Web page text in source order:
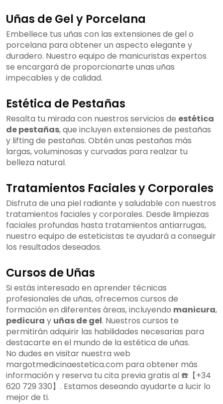
Uñas de Gel y Porcelana
Embellece tus uñas con las extensiones de gel o
porcelana para obtener un aspecto elegante y
duradero. Nuestro equipo de manicuristas expertos
se encargará de proporcionarte unas uñas
impecables y de calidad.
Estética de Pestañas
Resalta tu mirada con nuestros servicios de estética
de pestañas, que incluyen extensiones de pestañas
y lifting de pestañas. Obtén unas pestañas más
largas, voluminosas y curvadas para realzar tu
belleza natural.
Tratamientos Faciales y Corporales
Disfruta de una piel radiante y saludable con nuestros
tratamientos faciales y corporales. Desde limpiezas
faciales profundas hasta tratamientos antiarrugas,
nuestro equipo de esteticistas te ayudará a conseguir
los resultados deseados.
Cursos de Uñas
Si estás interesado en aprender técnicas
profesionales de uñas, ofrecemos cursos de
formación en diferentes áreas, incluyendo manicura,
pedicura y uñas de gel. Nuestros cursos te
permitirán adquirir las habilidades necesarias para
destacarte en el mundo de la estética de uñas.
No dudes en visitar nuestra web
margotmedicinaestetica.com para obtener más
información y reserva tu cita previa gratis al ☎️【+34
620 729 330】. Estamos deseando ayudarte a lucir lo
mejor de ti.